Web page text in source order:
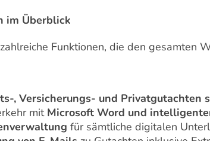
im Überblick
Funktionen, die den gesamten
, Versicherungs- und Privatgutachten
mit Microsoft Word und
für sämtliche digitalen